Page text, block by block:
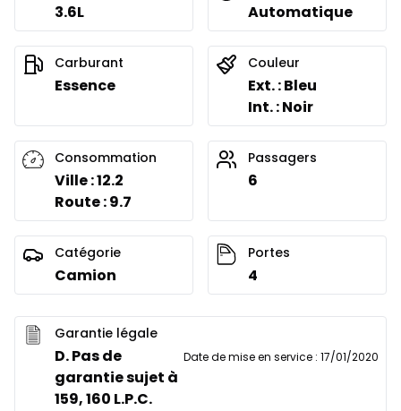
3.6L Automatique
Carburant
Essence
Couleur
Ext. : Bleu
Int. : Noir
Consommation
Ville : 12.2
Route : 9.7
Passagers
6
Catégorie
Camion
Portes
4
Garantie légale
D. Pas de
garantie sujet à
159, 160 L.P.C.
Date de mise en service : 17/01/2020